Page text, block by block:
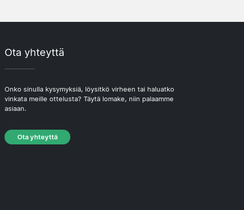
Ota yhteyttä
Onko sinulla kysymyksiä, löysitkö virheen tai haluatko
vinkata meille ottelusta? Täytä lomake, niin palaamme
asiaan.
Ota yhteyttä